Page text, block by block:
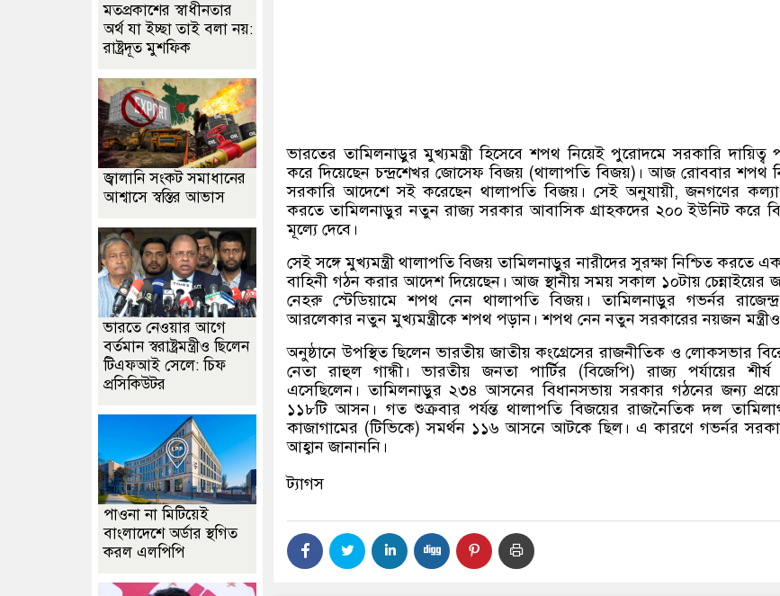
ভারতের তামিলনাড়ুর মুখ্যমন্ত্রী হিসেবে শপথ নিয়েই পুরোদমে সরকারি
করে দিয়েছেন চন্দ্রশেখর জোসেফ বিজয় (থালাপতি বিজয়) ।আজ রোববার শপথ
সরকারি আদেশে সই করেছেন থালাপতি বিজয়। সেই অনুযায়ী,জনগণের
করতে তামিলনাড়ুর নতুন রাজ্য সরকার আবাসিক গ্রাহকদের ২০০ ইউনিট করে
মূল্যে দেবে।
সেই সঙ্গে মুখ্যমন্ত্রী থালাপতি বিজয় তামিলনাড়ুর নারীদের সুরক্ষা নিশ্চিত করতে
বাহিনী গঠন করার আদেশ দিয়েছেন। আজ স্থানীয় সময় সকাল ১০টায় চেন্নাইয়ের
নেহরু স্টেডিয়ামে শপথ নেন থালাপতি বিজয়। তামিলনাড়ুর গভর্নর রাজেন্দ্র
আরলেকার নতুন মুখ্যমন্ত্রীকে শপথ পড়ান। শপথ নেন নতুন সরকারের নয়জন
অনুষ্ঠানে উপস্থিত ছিলেন ভারতীয় জাতীয় কংগ্রেসের রাজনীতিক ও লোকসভার
নেতা রাহুল গান্ধী। ভারতীয় জনতা পার্টির (বিজেপি)রাজ্য পর্যায়ের
এসেছিলেন। তামিলনাড়ুর ২৩৪ আসনের বিধানসভায় সরকার গঠনের জন্য
১১৮টি আসন। গত শুক্রবার পর্যন্ত থালাপতি বিজয়ের রাজনৈতিক দল
কাজাগামের (টিভিকে)সমর্থন ১১৬ আসনে আটকে ছিল। এ কারণে গভর্নর
আহ্বান জানাননি।
ট্যাগস
মতপ্রকাশের স্বাধীনতার
অর্থ যা ইচ্ছা তাই বলা নয়:
রাষ্ট্রদূত মুশফিক
জ্বালানি সংকট সমাধানের
আশ্বাসে স্বস্তির আভাস
ভারতে নেওয়ার আগে
বর্তমান স্বরাষ্ট্রমন্ত্রীও ছিলেন
টিএফআই সেলে: চিফ
প্রসিকিউটর
পাওনা না মিটিয়েই
বাংলাদেশে অর্ডার স্থগিত
করল এলপিপি